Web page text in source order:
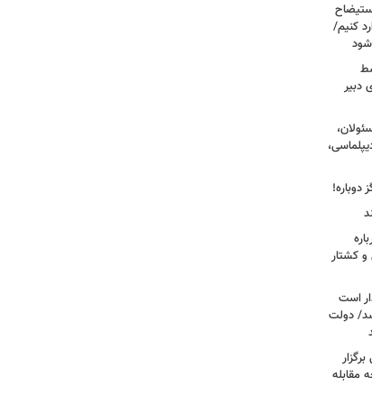
کنیم/
دبیر
دوباره!
کشتار
است
دولت